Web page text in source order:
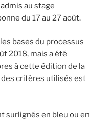
au stage
du 17 au 27 août.
bases du processus
2018, mais a été
à cette édition de la
critères utilisés est
surlignés en bleu ou en